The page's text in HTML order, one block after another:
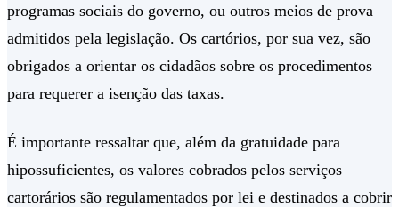
programas sociais do governo, ou outros meios de prova
admitidos pela legislação. Os cartórios, por sua vez, são
obrigados a orientar os cidadãos sobre os procedimentos
para requerer a isenção das taxas.
É importante ressaltar que, além da gratuidade para
hipossuficientes, os valores cobrados pelos serviços
cartorários são regulamentados por lei e destinados a cobrir